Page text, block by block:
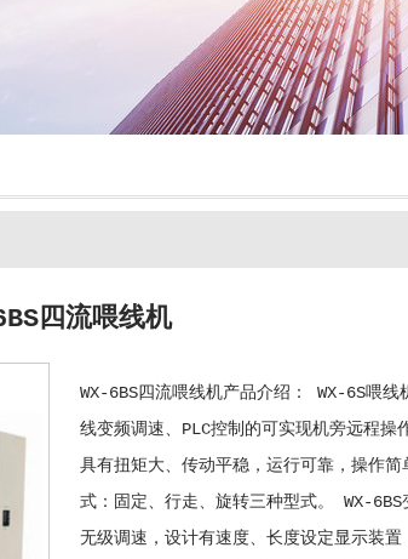
四流喂线机
WX-6BS四流喂线机产品介绍： WX-6S喂线
线变频调速、PLC控制的可实现机旁远程操
具有扭矩大、传动平稳，运行可靠，操作
式：固定、行走、旋转三种型式。 WX-
无级调速，设计有速度、长度设定显示装置